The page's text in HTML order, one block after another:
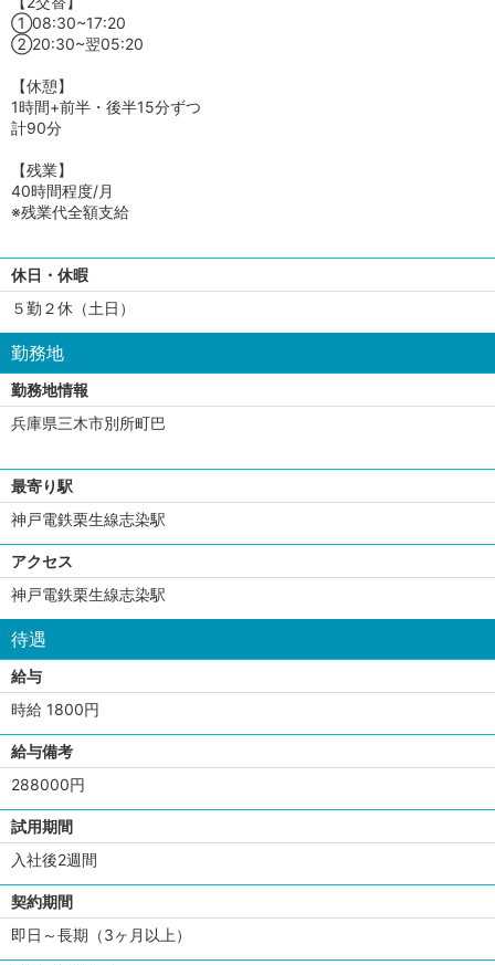
①08:30~17:20
②20:30~翌05:20
【休憩】
1時間+前半・後半15分ずつ
計90分
【残業】
40時間程度/月
※残業代全額支給
休日・休暇
５勤２休（土日）
勤務地
勤務地情報
兵庫県三木市別所町巴
最寄り駅
神戸電鉄栗生線志染駅
アクセス
神戸電鉄栗生線志染駅
待遇
給与
時給 1800円
給与備考
288000円
試用期間
入社後2週間
契約期間
即日～長期（3ヶ月以上）